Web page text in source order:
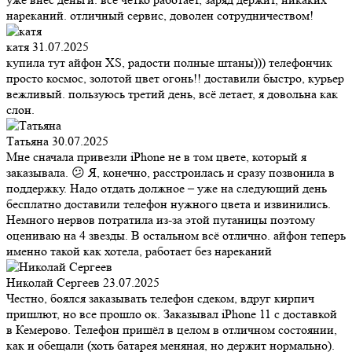
нареканий. отличный сервис, доволен сотрудничеством!
катя 31.07.2025
купила тут айфон XS, радости полные штаны))) телефончик
просто космос, золотой цвет огонь!! доставили быстро, курьер
вежливый. пользуюсь третий день, всё летает, я довольна как
слон.
Татьяна 30.07.2025
Мне сначала привезли iPhone не в том цвете, который я
заказывала. 😕 Я, конечно, расстроилась и сразу позвонила в
поддержку. Надо отдать должное – уже на следующий день
бесплатно доставили телефон нужного цвета и извинились.
Немного нервов потратила из-за этой путаницы поэтому
оцениваю на 4 звезды. В остальном всё отлично. айфон теперь
именно такой как хотела, работает без нареканий
Николай Сергеев 23.07.2025
Честно, боялся заказывать телефон сдеком, вдруг кирпич
пришлют, но все прошло ок. Заказывал iPhone 11 с доставкой
в Кемерово. Телефон пришёл в целом в отличном состоянии,
как и обещали (хоть батарея меняная, но держит нормально).